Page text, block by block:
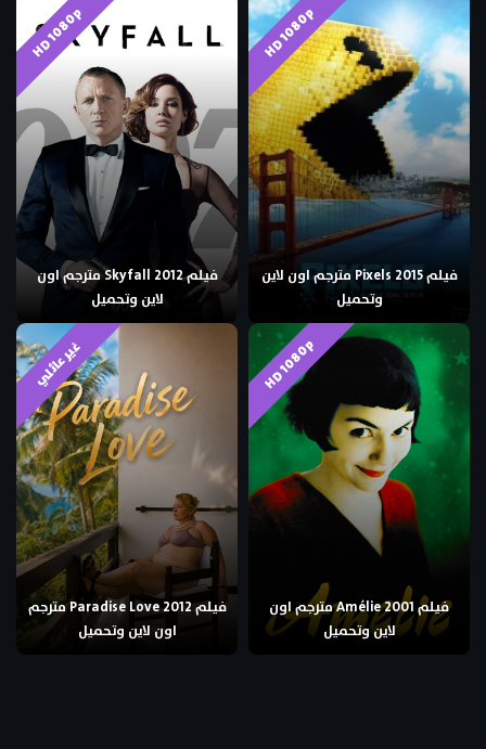
HD 1080p
فيلم Pixels 2015 مترجم اون لاين
وتحميل
HD 1080p
فيلم Skyfall 2012 مترجم اون
لاين وتحميل
HD 1080p
فيلم Amélie 2001 مترجم اون
لاين وتحميل
غير عائلي
فيلم Paradise Love 2012 مترجم
اون لاين وتحميل